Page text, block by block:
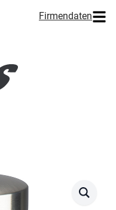
Firmendaten